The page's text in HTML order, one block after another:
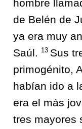
hombre
de Belén de
ya era muy
Saúl.
13 Sus
primogénito,
habían ido a
era el más
tres mayores